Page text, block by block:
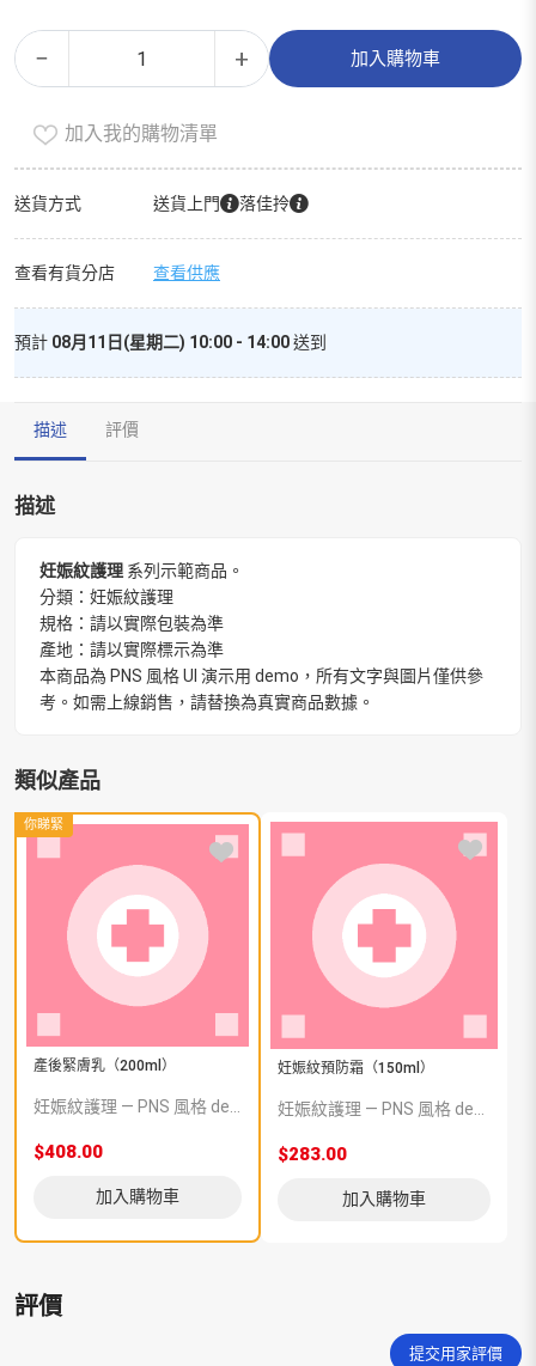
−
產
後
乳
（200ml）
+ 加入購物車
Alternative:
加入我的購物清單
送貨方式 送貨上門 落佳拎
查看有貨分店 查看供應
預計 08月11日(星期二) 10:00 - 14:00送到
描述 評價
描述
妊娠紋護理 系列示範商品。
分類：妊娠紋護理
規格：請以實際包裝為準
產地：請以實際標示為準
本商品為 PNS 風格 UI 演示用 demo，所有文字與圖片僅供參
考。如需上線銷售，請替換為真實商品數據。
類似產品
你睇緊
產後緊膚乳（200ml）
妊娠紋護理 — PNS 風格 demo 占位商品，方便首頁與分類頁版位演示，上線前由業務替換為真實 SKU。
$408.00
加入購物車
妊娠紋預防霜（150ml）
妊娠紋護理 — PNS 風格 demo 占位商品，方便首頁與分類頁版位演示，上線前由業務替換為真實 SKU。
$283.00
加入購物車
評價
提交用家評價